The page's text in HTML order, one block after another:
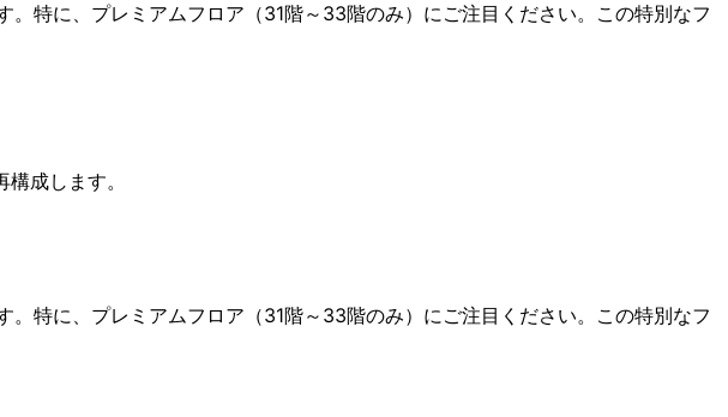
特に、プレミアムフロア（31階～33階のみ）にご注目ください。この特別なフ
成します。
特に、プレミアムフロア（31階～33階のみ）にご注目ください。この特別なフ